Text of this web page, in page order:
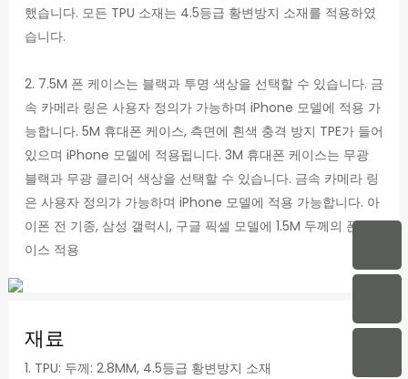
했습니다. 모든 TPU 소재는 4.5등급 황변방지 소재를 적용하였
습니다.
2. 7.5M 폰 케이스는 블랙과 투명 색상을 선택할 수 있습니다. 금
속 카메라 링은 사용자 정의가 가능하며 iPhone 모델에 적용 가
능합니다. 5M 휴대폰 케이스, 측면에 흰색 충격 방지 TPE가 들어
있으며 iPhone 모델에 적용됩니다. 3M 휴대폰 케이스는 무광
블랙과 무광 클리어 색상을 선택할 수 있습니다. 금속 카메라 링
은 사용자 정의가 가능하며 iPhone 모델에 적용 가능합니다. 아
이폰 전 기종, 삼성 갤럭시, 구글 픽셀 모델에 1.5M 두께의 폰 케
이스 적용
재료
1. TPU: 두께: 2.8MM, 4.5등급 황변방지 소재